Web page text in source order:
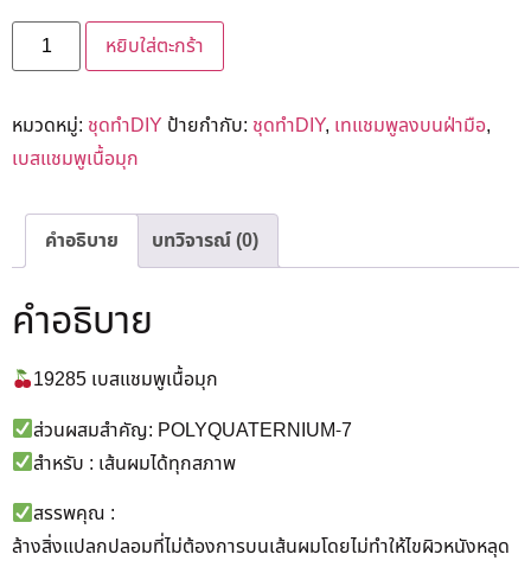
หยิบใส่ตะกร้า
หมวดหมู่: ชุดทำDIY ป้ายกำกับ: ชุดทำDIY, เทแชมพูลงบนฝ่ามือ,
เบสแชมพูเนื้อมุก
คำอธิบาย บทวิจารณ์ (0)
คำอธิบาย
19285 เบสแชมพูเนื้อมุก
ส่วนผสมสำคัญ: POLYQUATERNIUM-7
สำหรับ : เส้นผมได้ทุกสภาพ
สรรพคุณ :
ล้างสิ่งแปลกปลอมที่ไม่ต้องการบนเส้นผมโดยไม่ทำให้ไขผิวหนังหลุด